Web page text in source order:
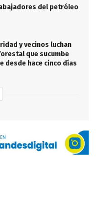
del petróleo
y vecinos luchan
que sucumbe
desde hace cinco días